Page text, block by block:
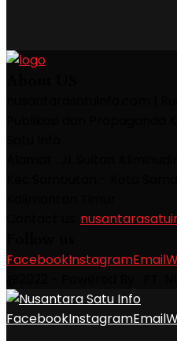
FacebookInstagramEmail
FacebookInstagramEmail